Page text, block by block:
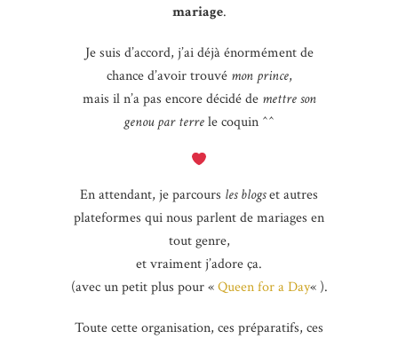
mariage.
Je suis d’accord, j’ai déjà énormément de
chance d’avoir trouvé mon prince,
mais il n’a pas encore décidé demettre son
genou par terrele coquin ^^
En attendant, je parcours les blogset autres
plateformes qui nous parlent de mariages en
tout genre,
et vraiment j’adore ça.
(avec un petit plus pour «Queen for a Day« ).
Toute cette organisation, ces préparatifs, ces